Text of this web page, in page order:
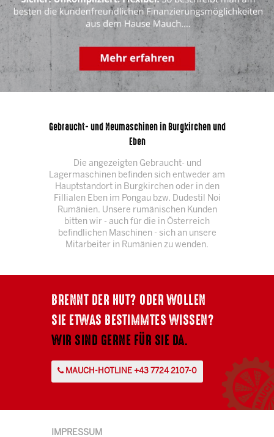
Gebraucht- und Neumaschinen in Burgkirchen und
Eben
Die angezeigten Gebraucht- und
Lagermaschinen befinden sich entweder am
Hauptstandort in Burgkirchen oder in den
Fillialen Eben im Pongau bzw. Dudestil Noi
Rumänien. Unsere rumänischen Kunden
bitten wir - auch für die in Österreich
befindlichen Maschinen - sich an unsere
Mitarbeiter in Rumänien zu wenden.
BRENNT DER HUT? ODER WOLLEN
SIE ETWAS BESTIMMTES WISSEN?
WIR SIND GERNE FÜR SIE DA.
MAUCH-HOTLINE +43 7724 2107-0
IMPRESSUM